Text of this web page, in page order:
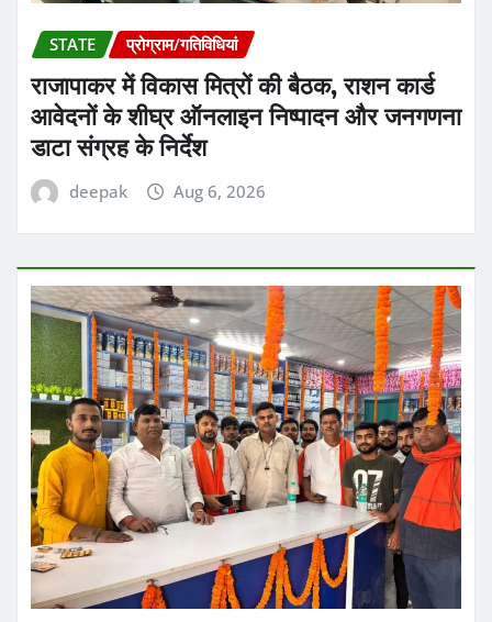
STATE प्रोग्राम/गतिविधियां
राजापाकर में विकास मित्रों की बैठक, राशन कार्ड
आवेदनों के शीघ्र ऑनलाइन निष्पादन और जनगणना
डाटा संग्रह के निर्देश
deepak Aug 6, 2026